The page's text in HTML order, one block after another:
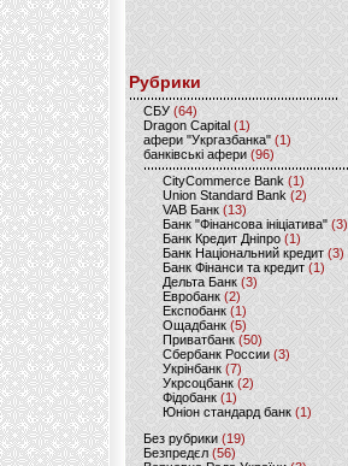
Рубрики
CБУ (64)
Dragon Capital (1)
афери "Укргазбанка" (1)
банківські афери (96)
CityCommerce Bank (1)
Union Standard Bank (2)
VAB Банк (13)
Банк "Фінансова ініціатива" (3)
Банк Кредит Дніпро (1)
Банк Національний кредит (3)
Банк Фінанси та кредит (1)
Дельта Банк (3)
Евробанк(2)
Експобанк (1)
Ощадбанк(5)
Приватбанк (50)
Сбербанк России (3)
Укрінбанк(7)
Укрсоцбанк (2)
Фідобанк (1)
Юніон стандард банк(1)
Без рубрики (19)
Безпредєл(56)